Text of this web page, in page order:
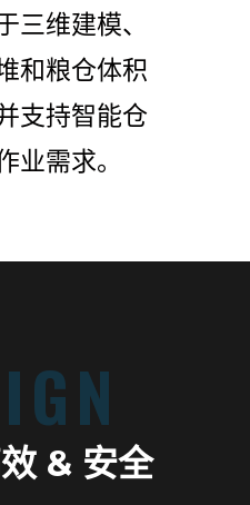
三维建模、
和粮仓体积
支持智能仓
业需求。
& 安全